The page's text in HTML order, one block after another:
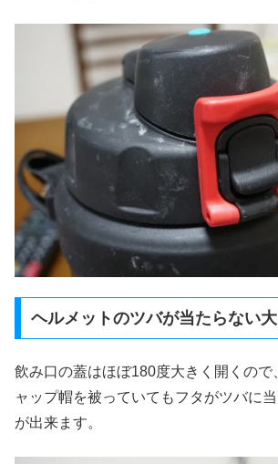
ヘルメットのツバが当たらない
飲み口の蓋はほぼ180度大きく開くので
ャップ帽を被っていてもフタがツバに
が出来ます。